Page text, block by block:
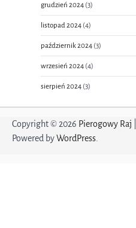
grudzień 2024 (3)
listopad 2024 (4)
październik 2024 (3)
wrzesień 2024 (4)
sierpień 2024 (3)
Copyright © 2026 Pierogowy Raj
Powered byWordPress